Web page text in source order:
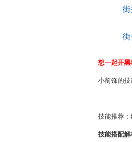
街
街
想一起开
小前锋的技
技能推荐
技能搭配解